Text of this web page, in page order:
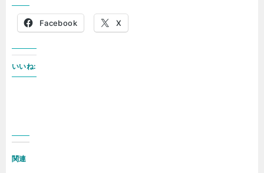
Facebook X
いいね:
関連